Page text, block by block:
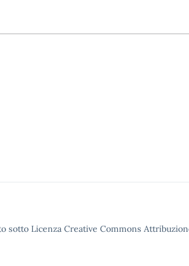
sotto Licenza Creative Commons